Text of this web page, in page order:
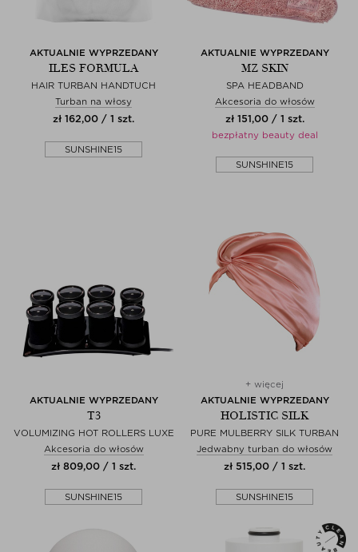
AKTUALNIE WYPRZEDANY
ILES FORMULA
HAIR TURBAN HANDTUCH
Turban na włosy
zł 162,00 / 1 szt.
SUNSHINE15
AKTUALNIE WYPRZEDANY
MZ SKIN
SPA HEADBAND
Akcesoria do włosów
zł 151,00 / 1 szt.
bezpłatny beauty deal
SUNSHINE15
AKTUALNIE WYPRZEDANY
T3
VOLUMIZING HOT ROLLERS LUXE
Akcesoria do włosów
zł 809,00 / 1 szt.
SUNSHINE15
+ więcej
AKTUALNIE WYPRZEDANY
HOLISTIC SILK
PURE MULBERRY SILK TURBAN
Jedwabny turban do włosów
zł 515,00 / 1 szt.
SUNSHINE15